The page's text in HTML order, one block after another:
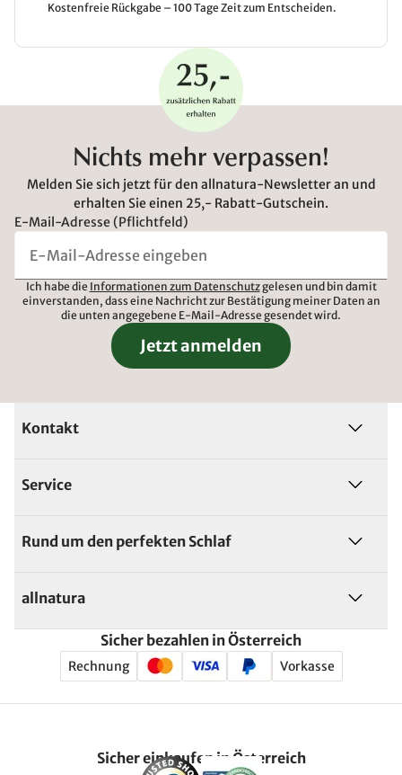
Kostenfreie Rückgabe – 100 Tage Zeit zum Entscheiden.
Nichts mehr verpassen!
Melden Sie sich jetzt für den allnatura-Newsletter an und
erhalten Sie einen 25,- Rabatt-Gutschein.
E-Mail-Adresse (Pflichtfeld)
Ich habe die Informationen zum Datenschutzgelesen und bin damit
einverstanden, dass eine Nachricht zur Bestätigung meiner Daten an
die unten angegebene E-Mail-Adresse gesendet wird.
Jetzt anmelden
Kontakt
Service
Rund um den perfekten Schlaf
allnatura
Sicher bezahlen in Österreich
Rechnung Vorkasse
Sicher einkaufen in Österreich